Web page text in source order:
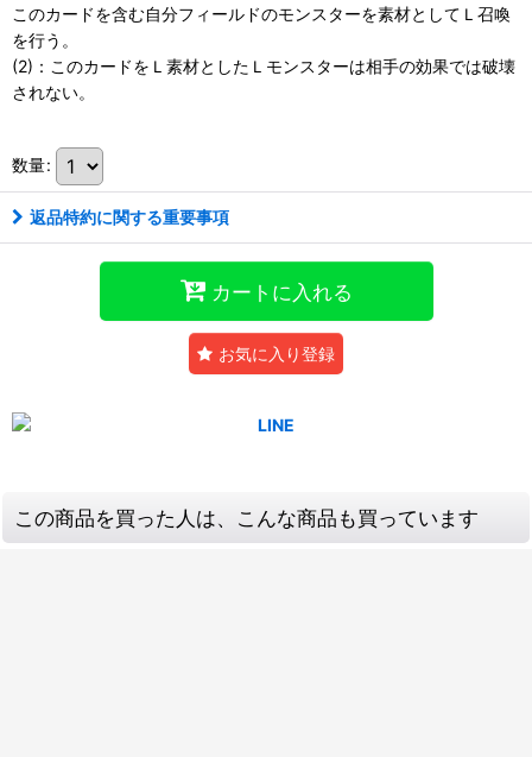
このカードを含む自分フィールドのモンスターを素材としてＬ召喚
を行う。
(2)：このカードをＬ素材としたＬモンスターは相手の効果では破壊
されない。
数量:
返品特約に関する重要事項
カートに入れる
お気に入り登録
この商品を買った人は、こんな商品も買っています